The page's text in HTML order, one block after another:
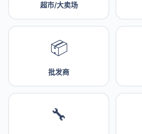
超市/大卖场
📦
批发商
🔧